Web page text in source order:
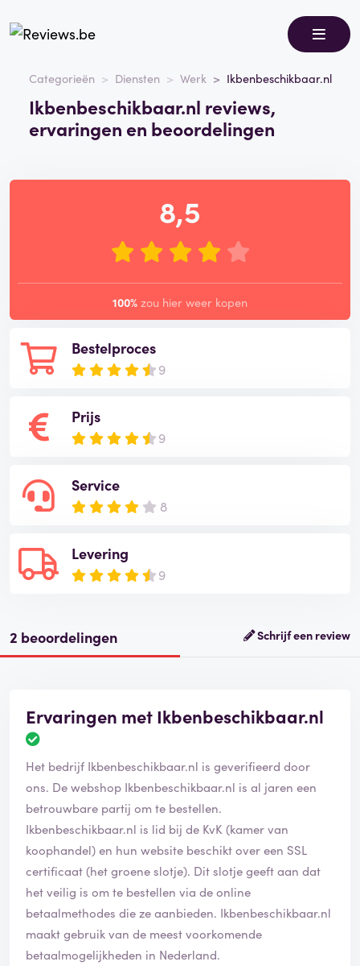
Categorieën Diensten Werk Ikbenbeschikbaar.nl
Ikbenbeschikbaar.nl reviews,
ervaringen en beoordelingen
Bestelproces
9
Prijs
9
Service
8
Levering
9
8,5
100% zou hier weer kopen
2 beoordelingen Schrijf een review
Ervaringen met Ikbenbeschikbaar.nl
B
o
o
r
d
e
l
i
n
i
s
g
Het bedrijf Ikbenbeschikbaar.nl is geverifieerd door
ons. De webshop Ikbenbeschikbaar.nl is al jaren een
betrouwbare partij om te bestellen.
Ikbenbeschikbaar.nl is lid bij de KvK (kamer van
koophandel) en hun website beschikt over een SSL
certificaat (het groene slotje). Dit slotje geeft aan dat
het veilig is om te bestellen via de online
betaalmethodes die ze aanbieden. Ikbenbeschikbaar.nl
maakt gebruik van de meest voorkomende
betaalmogelijkheden in Nederland.